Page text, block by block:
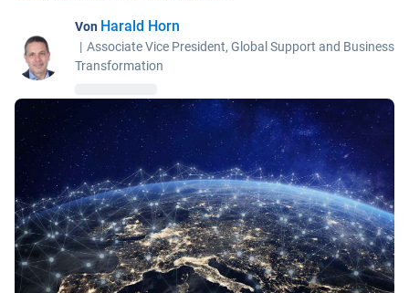
Von Harald Horn
| Associate Vice President, Global Support and Business
Transformation